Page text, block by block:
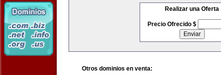
Realizar una Oferta
Precio Ofrecido $
Otros dominios en venta: